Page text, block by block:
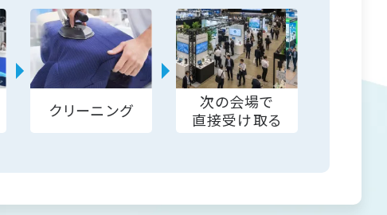
クリーニング
次の会場で
直接受け取る